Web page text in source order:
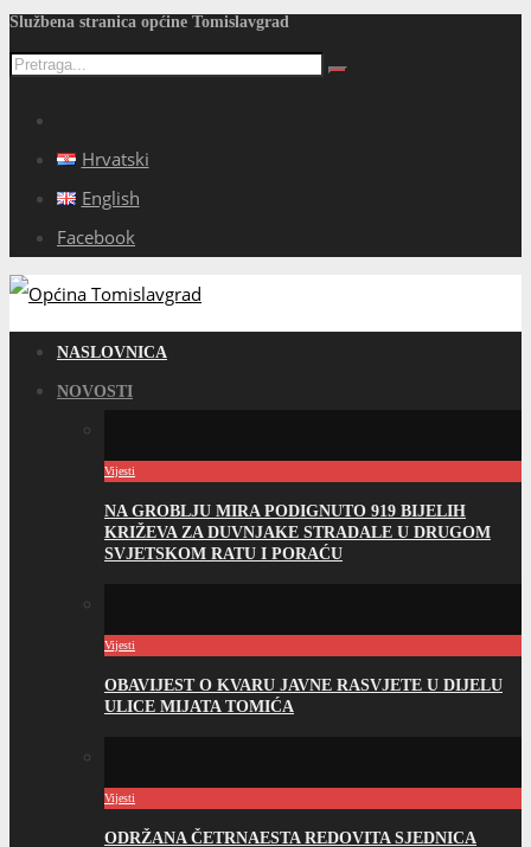
Službena stranica općine Tomislavgrad
Hrvatski
English
Facebook
NASLOVNICA
NOVOSTI
Vijesti
NA GROBLJU MIRA PODIGNUTO 919 BIJELIH
KRIŽEVA ZA DUVNJAKE STRADALE U DRUGOM
SVJETSKOM RATU I PORAĆU
Vijesti
OBAVIJEST O KVARU JAVNE RASVJETE U DIJELU
ULICE MIJATA TOMIĆA
Vijesti
ODRŽANA ČETRNAESTA REDOVITA SJEDNICA